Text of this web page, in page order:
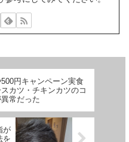
円キャンペーン実食
スカツ・チキンカツのコ
常だった
が
を